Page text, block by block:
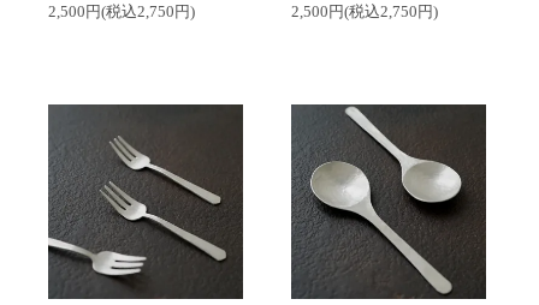
2,500円(税込2,750円)
2,500円(税込2,750円)